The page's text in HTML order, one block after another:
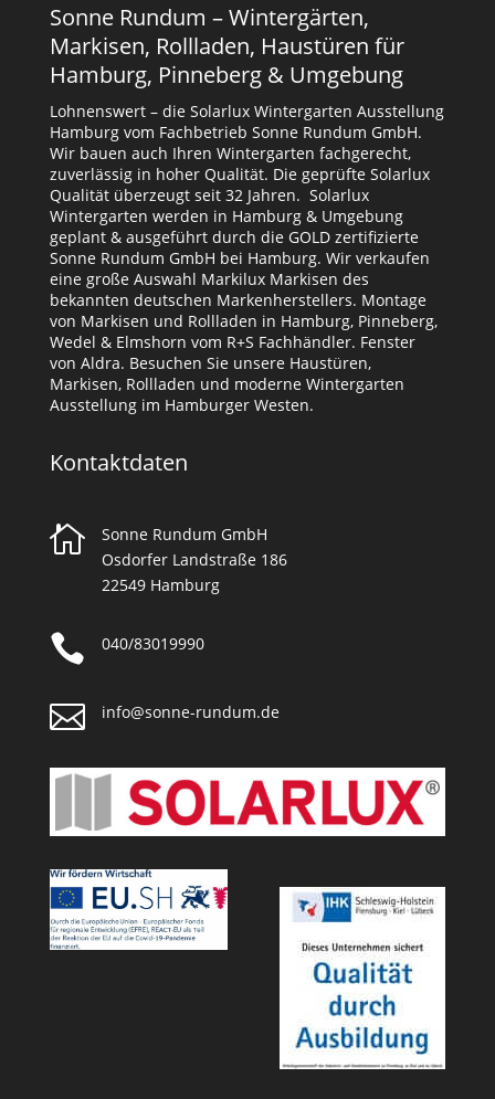
Sonne Rundum – Wintergärten,
Markisen, Rollladen, Haustüren für
Hamburg, Pinneberg & Umgebung
Lohnenswert – die Solarlux Wintergarten Ausstellung
Hamburg vom Fachbetrieb Sonne Rundum GmbH.
Wir bauen auch Ihren Wintergarten fachgerecht,
zuverlässig in hoher Qualität. Die geprüfte Solarlux
Qualität überzeugt seit 32 Jahren. Solarlux
Wintergarten werden in Hamburg & Umgebung
geplant & ausgeführt durch die GOLD zertifizierte
Sonne Rundum GmbH bei Hamburg. Wir verkaufen
eine große Auswahl Markilux Markisen des
bekannten deutschen Markenherstellers. Montage
von Markisen und Rollladen in Hamburg, Pinneberg,
Wedel & Elmshorn vom R+S Fachhändler. Fenster
von Aldra. Besuchen Sie unsere Haustüren,
Markisen, Rollladen und moderne Wintergarten
Ausstellung im Hamburger Westen.
Kontaktdaten

Sonne Rundum GmbH
Osdorfer Landstraße 186
22549 Hamburg
 040/83019990
 info@sonne-rundum.de